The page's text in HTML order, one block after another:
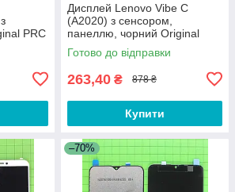
PRC
Дисплей Lenovo Vibe C
(A2020) з сенсором,
панеллю, чорний Original
PRC
Готово до відправки
263,40 ₴ 878 ₴
Купити
–70%